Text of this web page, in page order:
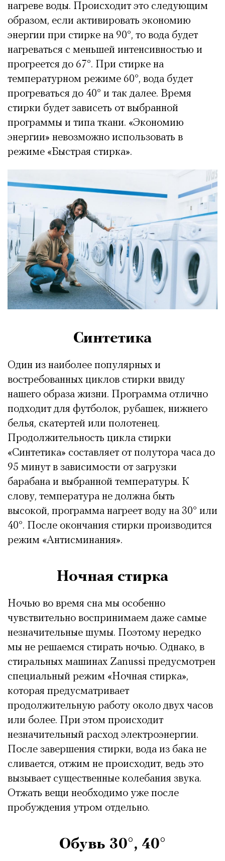
нагреве воды. Происходит это следующим
образом, если активировать экономию
энергии при стирке на 90°, то вода будет
нагреваться с меньшей интенсивностью и
прогреется до 67°. При стирке на
температурном режиме 60°, вода будет
прогреваться до 40° и так далее. Время
стирки будет зависеть от выбранной
программы и типа ткани. «Экономию
энергии» невозможно использовать в
режиме «Быстрая стирка».
Синтетика
Один из наиболее популярных и
востребованных циклов стирки ввиду
нашего образа жизни. Программа отлично
подходит для футболок, рубашек, нижнего
белья, скатертей или полотенец.
Продолжительность цикла стирки
«Синтетика» составляет от полутора часа до
95 минут в зависимости от загрузки
барабана и выбранной температуры. К
слову, температура не должна быть
высокой, программа нагреет воду на 30° или
40°. После окончания стирки производится
режим «Антисминания».
Ночная стирка
Ночью во время сна мы особенно
чувствительно воспринимаем даже самые
незначительные шумы. Поэтому нередко
мы не решаемся стирать ночью. Однако, в
стиральных машинах Zanussi предусмотрен
специальный режим «Ночная стирка»,
которая предусматривает
продолжительную работу около двух часов
или более. При этом происходит
незначительный расход электроэнергии.
После завершения стирки, вода из бака не
сливается, отжим не происходит, ведь это
вызывает существенные колебания звука.
Отжать вещи необходимо уже после
пробуждения утром отдельно.
Обувь 30°, 40°